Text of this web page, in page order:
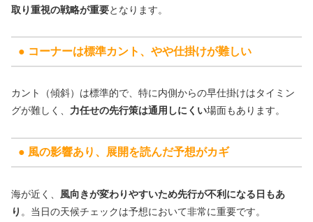
取り重視の戦略が重要となります。
● コーナーは標準カント、やや仕掛けが難しい
カント（傾斜）は標準的で、特に内側からの早仕掛けはタイミン
グが難しく、 力任せの先行策は通用しにくい場面もあります。
● 風の影響あり、展開を読んだ予想がカギ
海が近く、 風向きが変わりやすいため先行が不利になる日もあ
り 。当日の天候チェックは予想において非常に重要です。